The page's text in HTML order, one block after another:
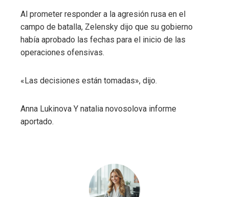
Al prometer responder a la agresión rusa en el
campo de batalla, Zelensky dijo que su gobierno
había aprobado las fechas para el inicio de las
operaciones ofensivas.
«Las decisiones están tomadas», dijo.
Anna Lukinova Y natalia novosolova informe
aportado.